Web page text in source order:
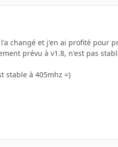
changé et j'en ai profité pour
prévu à v1.8, n'est pas
stable à 405mhz =)